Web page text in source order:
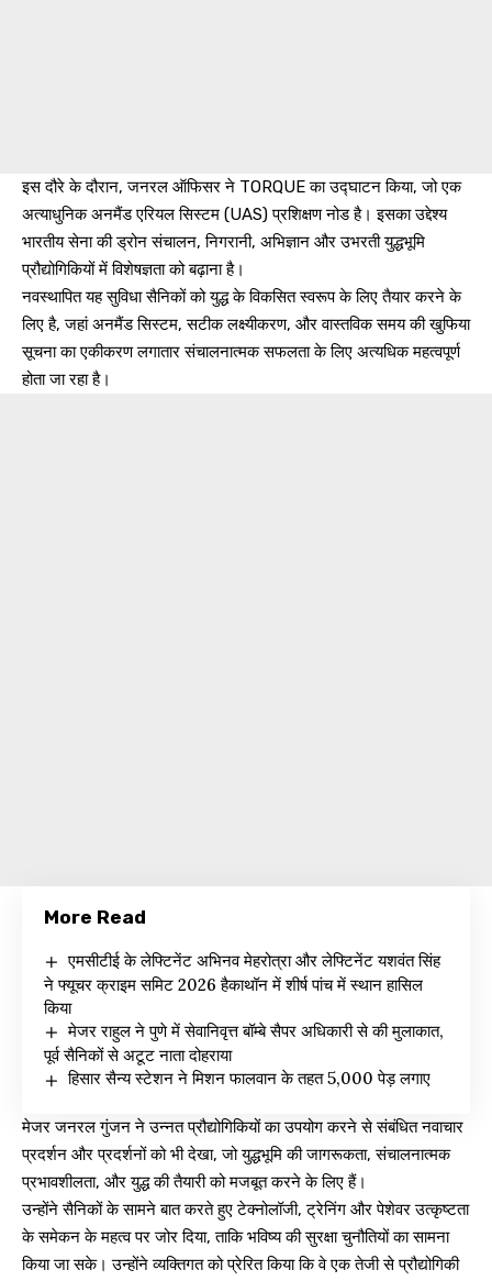
इस दौरे के दौरान, जनरल ऑफिसर ने TORQUE का उद्घाटन किया, जो एक
अत्याधुनिक अनमैंड एरियल सिस्टम (UAS) प्रशिक्षण नोड है। इसका उद्देश्य
भारतीय सेना की ड्रोन संचालन, निगरानी, अभिज्ञान और उभरती युद्धभूमि
प्रौद्योगिकियों में विशेषज्ञता को बढ़ाना है।
नवस्थापित यह सुविधा सैनिकों को युद्ध के विकसित स्वरूप के लिए तैयार करने के
लिए है, जहां अनमैंड सिस्टम, सटीक लक्ष्यीकरण, और वास्तविक समय की खुफिया
सूचना का एकीकरण लगातार संचालनात्मक सफलता के लिए अत्यधिक महत्वपूर्ण
होता जा रहा है।
More Read
एमसीटीई के लेफ्टिनेंट अभिनव मेहरोत्रा और लेफ्टिनेंट यशवंत सिंह
ने फ्यूचर क्राइम समिट 2026 हैकाथॉन में शीर्ष पांच में स्थान हासिल
किया
मेजर राहुल ने पुणे में सेवानिवृत्त बॉम्बे सैपर अधिकारी से की मुलाकात,
पूर्व सैनिकों से अटूट नाता दोहराया
हिसार सैन्य स्टेशन ने मिशन फालवान के तहत 5,000 पेड़ लगाए
मेजर जनरल गुंजन ने उन्नत प्रौद्योगिकियों का उपयोग करने से संबंधित नवाचार
प्रदर्शन और प्रदर्शनों को भी देखा, जो युद्धभूमि की जागरूकता, संचालनात्मक
प्रभावशीलता, और युद्ध की तैयारी को मजबूत करने के लिए हैं।
उन्होंने सैनिकों के सामने बात करते हुए टेक्नोलॉजी, ट्रेनिंग और पेशेवर उत्कृष्टता
के समेकन के महत्व पर जोर दिया, ताकि भविष्य की सुरक्षा चुनौतियों का सामना
किया जा सके। उन्होंने व्यक्तिगत को प्रेरित किया कि वे एक तेजी से प्रौद्योगिकी